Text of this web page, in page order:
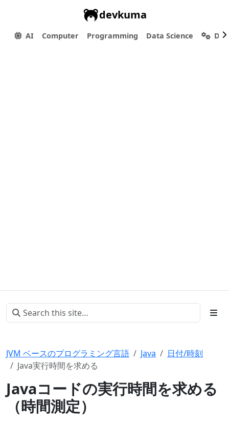
devkuma
AI Computer Programming Data Science
JVM ベースのプログラミング言語 Java
日付/時刻
Java実行時間を求める
Javaコードの実行時間を求める
（時間測定）